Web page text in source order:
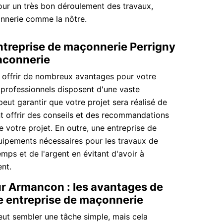
un très bon déroulement des travaux,
comme la nôtre.
de maçonnerie Perrigny
de nombreux avantages pour votre
disposent d'une vaste
garantir que votre projet sera réalisé de
offrir des conseils et des recommandations
projet. En outre, une entreprise de
nécessaires pour les travaux de
et de l'argent en évitant d'avoir à
Armancon : les avantages de
entreprise de maçonnerie
sembler une tâche simple, mais cela